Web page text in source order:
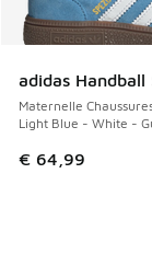
adidas Handball
Maternelle
Light Blue - White -
€ 64,99